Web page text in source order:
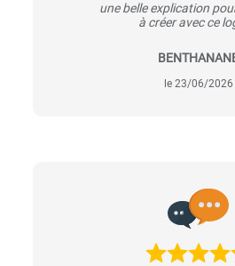
une belle explication
à créer avec ce
le 23/06/2026